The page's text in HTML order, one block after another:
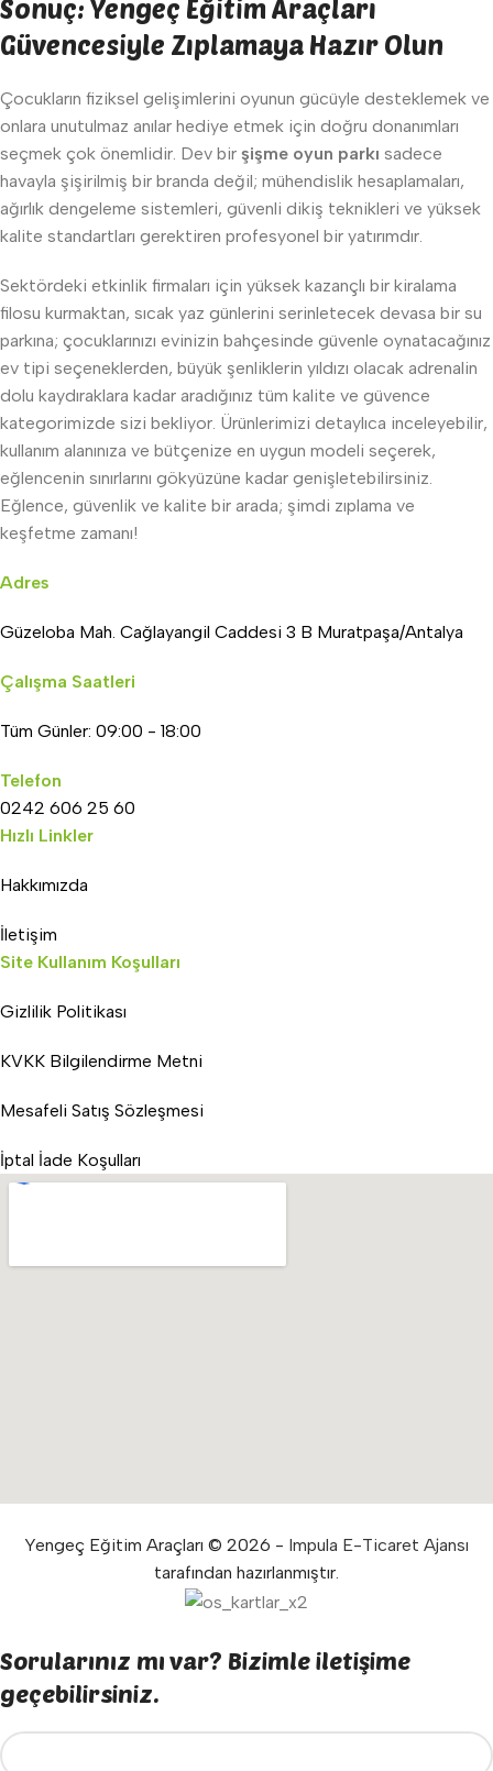
Sonuç: Yengeç Eğitim Araçları
Güvencesiyle Zıplamaya Hazır Olun
Çocukların fiziksel gelişimlerini oyunun gücüyle desteklemek ve
onlara unutulmaz anılar hediye etmek için doğru donanımları
seçmek çok önemlidir. Dev bir şişme oyun parkı sadece
havayla şişirilmiş bir branda değil; mühendislik hesaplamaları,
ağırlık dengeleme sistemleri, güvenli dikiş teknikleri ve yüksek
kalite standartları gerektiren profesyonel bir yatırımdır.
Sektördeki etkinlik firmaları için yüksek kazançlı bir kiralama
filosu kurmaktan, sıcak yaz günlerini serinletecek devasa bir su
parkına; çocuklarınızı evinizin bahçesinde güvenle oynatacağınız
ev tipi seçeneklerden, büyük şenliklerin yıldızı olacak adrenalin
dolu kaydıraklara kadar aradığınız tüm kalite ve güvence
kategorimizde sizi bekliyor. Ürünlerimizi detaylıca inceleyebilir,
kullanım alanınıza ve bütçenize en uygun modeli seçerek,
eğlencenin sınırlarını gökyüzüne kadar genişletebilirsiniz.
Eğlence, güvenlik ve kalite bir arada; şimdi zıplama ve
keşfetme zamanı!
Adres
Güzeloba Mah. Cağlayangil Caddesi 3 B Muratpaşa/Antalya
Çalışma Saatleri
Tüm Günler: 09:00 - 18:00
Telefon
0242 606 25 60
Hızlı Linkler
Hakkımızda
İletişim
Site Kullanım Koşulları
Gizlilik Politikası
KVKK Bilgilendirme Metni
Mesafeli Satış Sözleşmesi
İptal İade Koşulları
Yengeç Eğitim Araçları © 2026 - Impula E-Ticaret Ajansı
tarafından hazırlanmıştır.
Sorularınız mı var? Bizimle iletişime
geçebilirsiniz.